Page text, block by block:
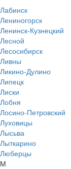
Лабинск
Лениногорск
Ленинск-Кузнецкий
Лесной
Лесосибирск
Ливны
Ликино-Дулино
Липецк
Лиски
Лобня
Лосино-Петровский
Луховицы
Лысьва
Лыткарино
Люберцы
М